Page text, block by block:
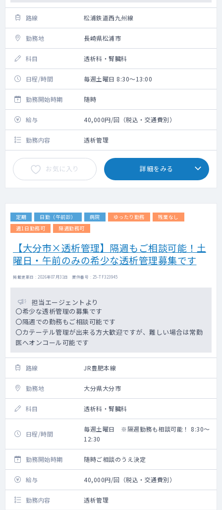
路線 松浦鉄道西九州線
勤務地 長崎県松浦市
科目 透析科・腎臓科
日程/時間 毎週土曜日 8:30～13:00
勤務開始時期 随時
給与 40,000円/回（税込・交通費別）
勤務内容 透析管理
お気に入り 詳細をみる
定期 日勤（午前診） 病院 ゆったり勤務
残業なし
週1日勤務可
隔週勤務可
【大分市×透析管理】隔週もご相談可能！土
曜日・午前のみの希少な透析管理募集です
掲載更新日 : 2026年07月31日 案件番号 : 25-TF323945
担当エージェントより
〇希少な透析管理の募集です
〇隔週での勤務もご相談可能です
〇カテーテル管理が出来る方大歓迎ですが、難しい場合は常勤
医へオンコール可能です
路線 JR豊肥本線
勤務地 大分県大分市
科目 透析科・腎臓科
日程/時間
毎週土曜日 ※隔週勤務も相談可能！ 8:30～
12:30
勤務開始時期 随時ご相談のうえ決定
給与 40,000円/回（税込・交通費別）
勤務内容 透析管理